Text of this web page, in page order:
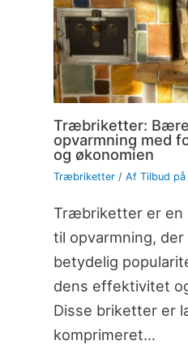
Træbriketter:
opvarmning med
og økonomien
Træbriketter/ Af Tilbud
Træbriketter er en
til opvarmning,
betydelig
dens effektivitet
Disse briketter er
komprimeret…